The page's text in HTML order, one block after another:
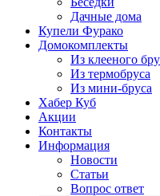
Дачные дома
Купели Фурако
Домокомплекты
Из клееного
Из термобруса
Из мини-бруса
Хабер Куб
Акции
Контакты
Информация
Новости
Статьи
Вопрос ответ